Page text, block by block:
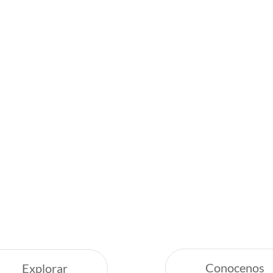
Explorar Conocenos